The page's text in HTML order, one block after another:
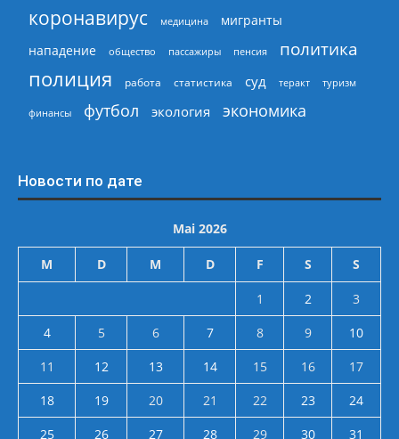
коронавирус медицина
мигранты
нападение
общество пассажиры пенсия политика
полиция работа статистика суд теракт туризм
финансы футбол экология экономика
Новости по дате
Mai 2026
M D M D F S S
1 2
3
4
5 6 7 8 9
10
11
12 13 14 15 16
17
18
19 20 21 22 23
24
25
26 27 28 29 30 31